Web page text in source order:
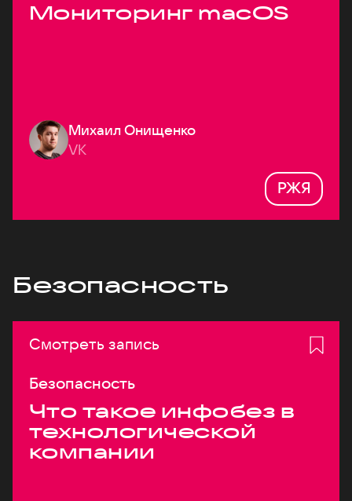
Мониторинг macOS
Михаил Онищенко
VK
РЖЯ
Безопасность
Смотреть запись
Безопасность
Что такое инфобез в
технологической
компании